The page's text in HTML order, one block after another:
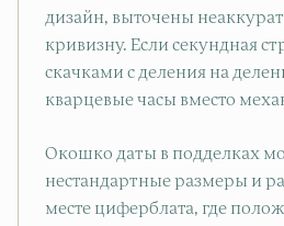
дизайн, выточены
кривизну. Если секундная
скачками с деления на
кварцевые часы вместо
Окошко даты в подделках
нестандартные размеры и
месте циферблата, где